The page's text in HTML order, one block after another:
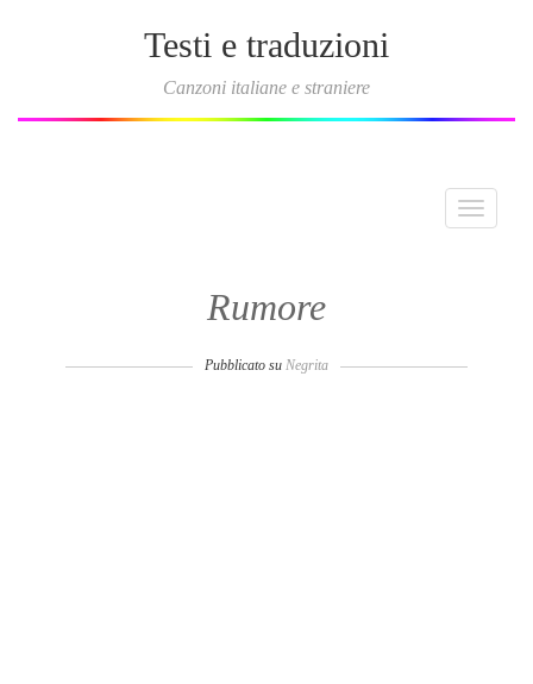
Testi e traduzioni
Canzoni italiane e straniere
Toggle
Rumore
Pubblicato su Negrita